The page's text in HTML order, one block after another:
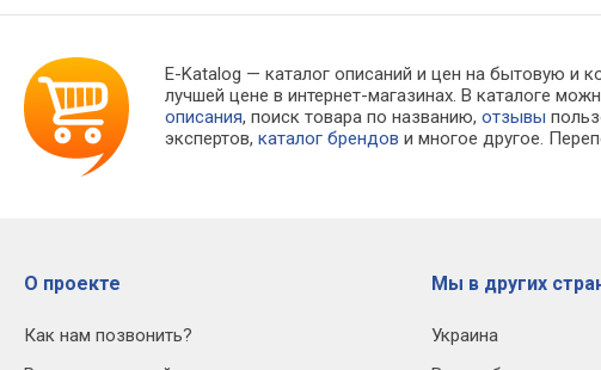
E-Katalog — каталог описаний и цен на бытовую и
лучшей цене в интернет-магазинах. В каталоге
описания, поиск товара по названию,отзывы
экспертов,каталог брендов и многое другое.
О проекте
Как нам позвонить?
Мы в других
Украина